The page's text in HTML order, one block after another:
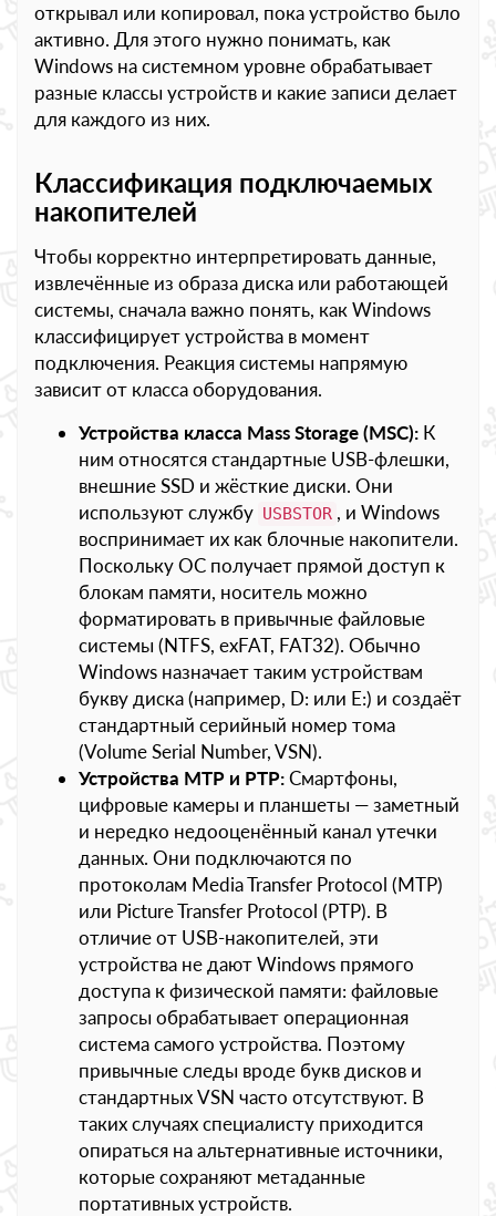
открывал или копировал, пока устройство было
активно. Для этого нужно понимать, как
Windows на системном уровне обрабатывает
разные классы устройств и какие записи делает
для каждого из них.
Классификация подключаемых
накопителей
Чтобы корректно интерпретировать данные,
извлечённые из образа диска или работающей
системы, сначала важно понять, как Windows
классифицирует устройства в момент
подключения. Реакция системы напрямую
зависит от класса оборудования.
Устройства класса Mass Storage (MSC): К
ним относятся стандартные USB-флешки,
внешние SSD и жёсткие диски. Они
используют службу USBSTOR , и Windows
воспринимает их как блочные накопители.
Поскольку ОС получает прямой доступ к
блокам памяти, носитель можно
форматировать в привычные файловые
системы (NTFS, exFAT, FAT32). Обычно
Windows назначает таким устройствам
букву диска (например, D: или E:) и создаёт
стандартный серийный номер тома
(Volume Serial Number, VSN).
Устройства MTP и PTP:Смартфоны,
цифровые камеры и планшеты — заметный
и нередко недооценённый канал утечки
данных. Они подключаются по
протоколам Media Transfer Protocol (MTP)
или Picture Transfer Protocol (PTP). В
отличие от USB-накопителей, эти
устройства не дают Windows прямого
доступа к физической памяти: файловые
запросы обрабатывает операционная
система самого устройства. Поэтому
привычные следы вроде букв дисков и
стандартных VSN часто отсутствуют. В
таких случаях специалисту приходится
опираться на альтернативные источники,
которые сохраняют метаданные
портативных устройств.